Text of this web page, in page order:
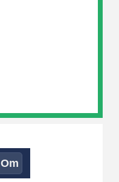
Om